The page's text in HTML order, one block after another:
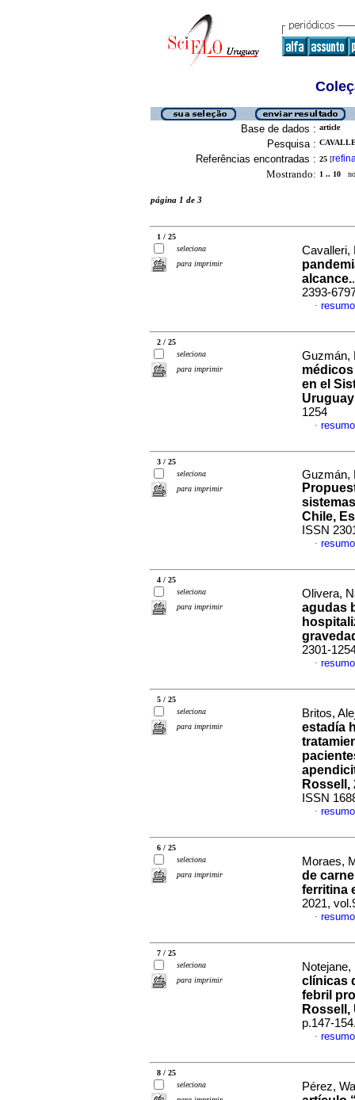
Base de dados : article
Pesquisa :
Referências encontradas : 25 [
Mostrando: 1 .. 10
página 1 de 3
1 / 25
seleciona
para imprimir
Cavalleri,
alcance.
2393-
·
2 / 25
seleciona
para imprimir
Guzmán,
en el
1254
·
3 / 25
seleciona
para imprimir
Guzmán,
Chile,
ISSN
·
4 / 25
seleciona
para imprimir
Olivera,
agudas
2301-
·
5 / 25
seleciona
para imprimir
Britos,
estadía
Rossell,
ISSN
·
6 / 25
seleciona
para imprimir
Moraes,
de
ferritina
2021,
·
7 / 25
seleciona
para imprimir
clínicas
febril
Rossell,
p.147-
·
8 / 25
seleciona
Pérez,